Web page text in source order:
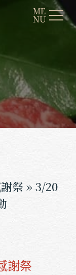
ME
NU
祭 » 3/20
謝祭